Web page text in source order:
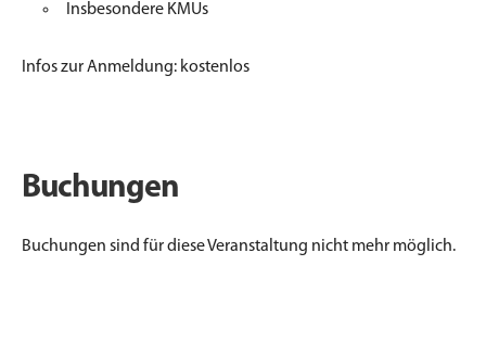
Insbesondere KMUs
nfos zur Anmeldung: kostenlos
Buchungen
Buchungen sind für diese Veranstaltung nicht mehr möglich.